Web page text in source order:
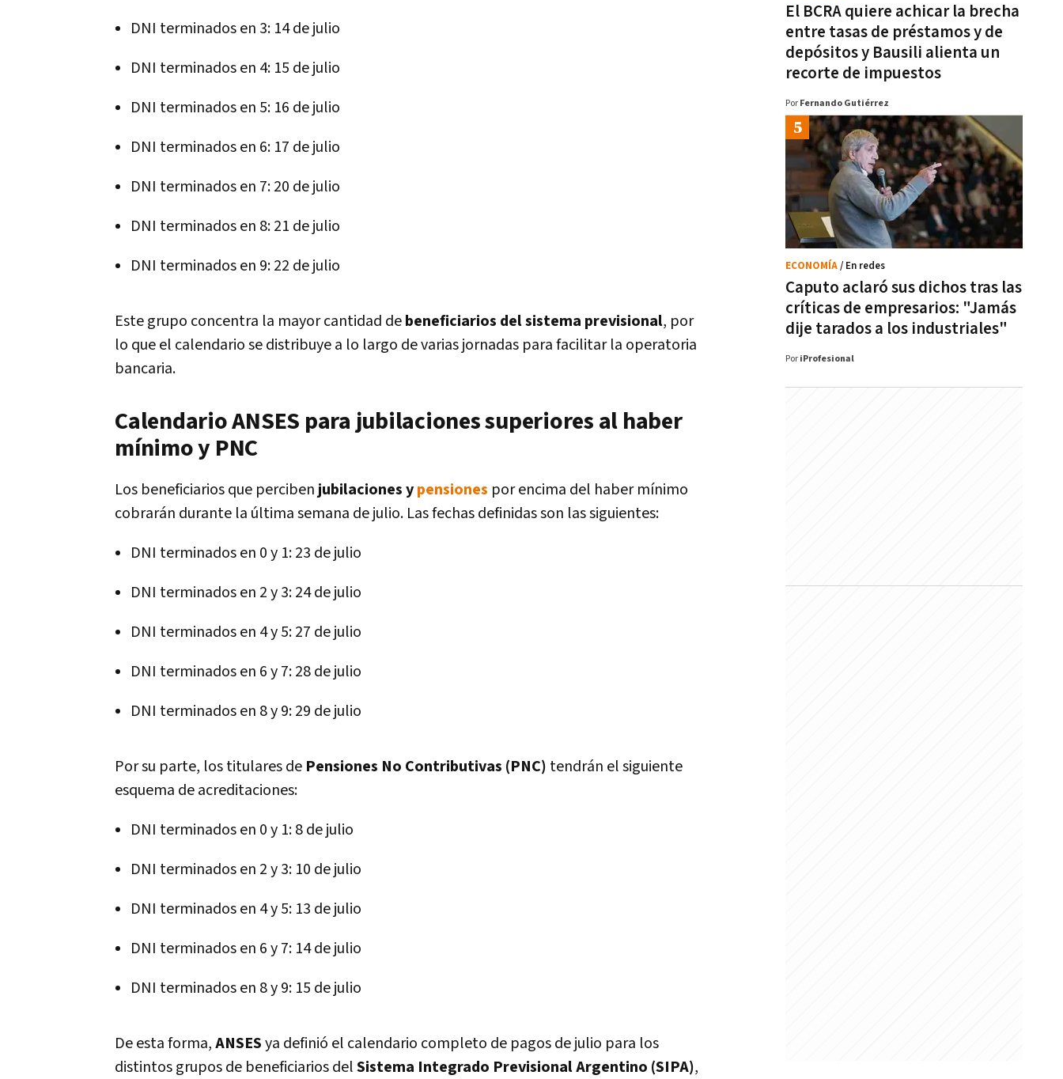
DNI terminados en 3: 14 de julio
DNI terminados en 4: 15 de julio
DNI terminados en 5: 16 de julio
DNI terminados en 6: 17 de julio
DNI terminados en 7: 20 de julio
DNI terminados en 8: 21 de julio
DNI terminados en 9: 22 de julio
Este grupo concentra la mayor cantidad debeneficiarios del sistema previsional, por
lo que el calendario se distribuye a lo largo de varias jornadas para facilitar la operatoria
bancaria.
Calendario ANSES para jubilaciones superiores al haber
mínimo y PNC
Los beneficiarios que perciben jubilaciones ypensiones por encima del haber mínimo
cobrarán durante la última semana de julio. Las fechas definidas son las siguientes:
DNI terminados en 0 y 1: 23 de julio
DNI terminados en 2 y 3: 24 de julio
DNI terminados en 4 y 5: 27 de julio
DNI terminados en 6 y 7: 28 de julio
DNI terminados en 8 y 9: 29 de julio
Por su parte, los titulares de Pensiones No Contributivas (PNC) tendrán el siguiente
esquema de acreditaciones:
DNI terminados en 0 y 1: 8 de julio
DNI terminados en 2 y 3: 10 de julio
DNI terminados en 4 y 5: 13 de julio
DNI terminados en 6 y 7: 14 de julio
DNI terminados en 8 y 9: 15 de julio
De esta forma,ANSESya definió el calendario completo de pagos de julio para los
distintos grupos de beneficiarios delSistema Integrado Previsional Argentino (SIPA),
El BCRA quiere achicar la brecha
entre tasas de préstamos y de
depósitos y Bausili alienta un
recorte de impuestos
Por Fernando Gutiérrez
Caputo aclaró sus dichos tras las
críticas de empresarios: "Jamás
dije tarados a los industriales"
ECONOMÍA/ En redes
Por iProfesional